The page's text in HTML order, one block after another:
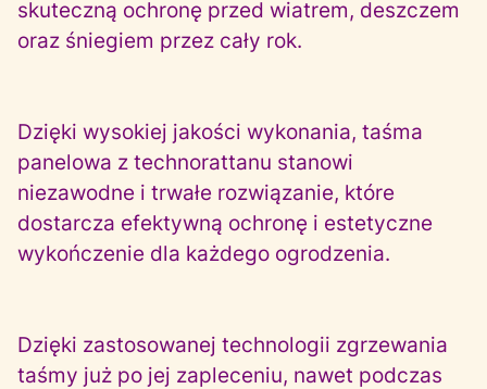
skuteczną ochronę przed wiatrem, deszczem
oraz śniegiem przez cały rok.
Dzięki wysokiej jakości wykonania, taśma
panelowa z technorattanu stanowi
niezawodne i trwałe rozwiązanie, które
dostarcza efektywną ochronę i estetyczne
wykończenie dla każdego ogrodzenia.
Dzięki zastosowanej technologii zgrzewania
taśmy już po jej zapleceniu, nawet podczas